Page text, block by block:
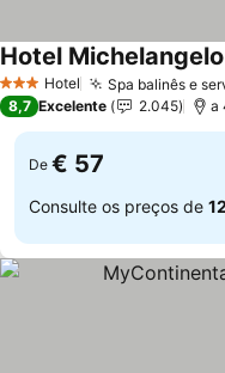
3 EstrelasHotel Spa balinês e
Hotel Michelangelo
8,7 Excelente 2.045 a
De € 57
Consulte os preços de